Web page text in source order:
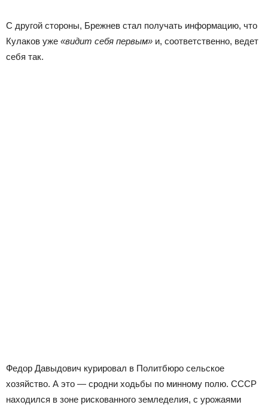
С другой стороны, Брежнев стал получать информацию, что
Кулаков уже «видит себя первым» и, соответственно, ведет
себя так.
Федор Давыдович курировал в Политбюро сельское
хозяйство. А это — сродни ходьбы по минному полю. СССР
находился в зоне рискованного земледелия, с урожаями